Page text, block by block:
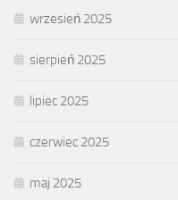
wrzesień 2025
sierpień 2025
lipiec 2025
czerwiec 2025
maj 2025